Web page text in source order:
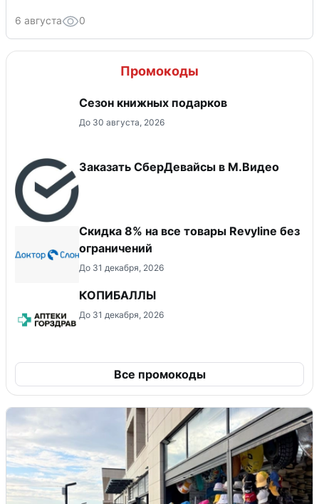
6 августа 0
Промокоды
Сезон книжных подарков
До 30 августа, 2026
Заказать СберДевайсы в М.Видео
​Скидка 8% на все товары Revyline без
ограничений
До 31 декабря, 2026
КОПИБАЛЛЫ
До 31 декабря, 2026
Все промокоды